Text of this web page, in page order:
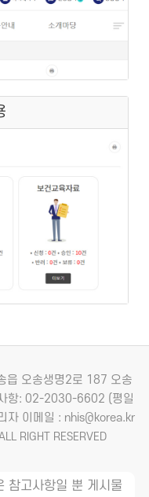
읍 오송생명2로 187 오송
항: 02-2030-6602 (평일
이메일 : nhis@korea.kr
RIGHT RESERVED
참고사항일 뿐 게시물